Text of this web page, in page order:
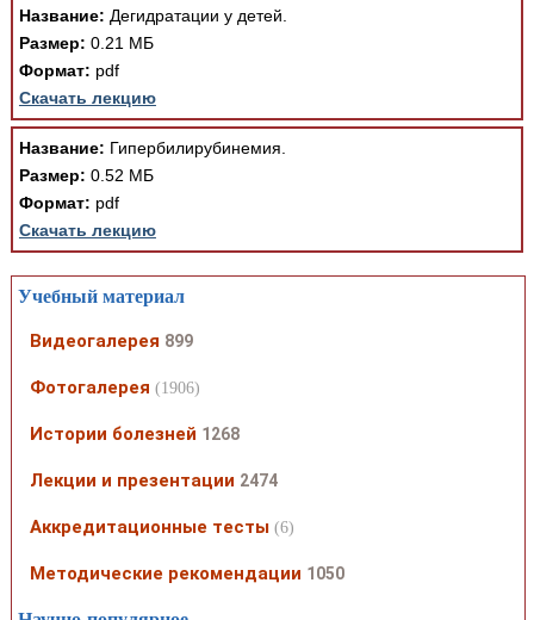
Название: Дегидратации у детей.
Размер: 0.21 МБ
Формат: pdf
Скачать лекцию
Название: Гипербилирубинемия.
Размер: 0.52 МБ
Формат: pdf
Скачать лекцию
Учебный материал
Видеогалерея 899
Фотогалерея (1906)
Истории болезней 1268
Лекции и презентации 2474
Аккредитационные тесты (6)
Методические рекомендации 1050